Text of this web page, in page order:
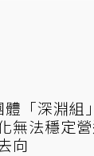
體「深淵組
無法穩定
向